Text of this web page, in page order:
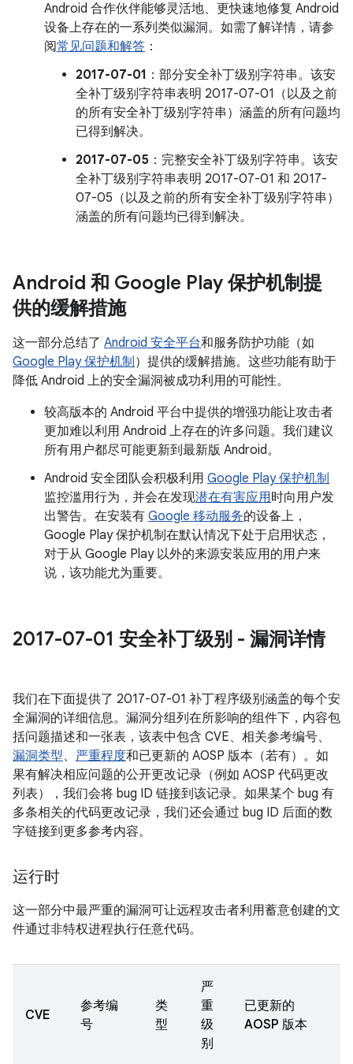
Android 合作伙伴能够灵活地、更快速地修复 Android
设备上存在的一系列类似漏洞。如需了解详情，请参
阅常见问题和解答 ：
2017-07-01 ：部分安全补丁级别字符串。该安
全补丁级别字符串表明 2017-07-01（以及之前
的所有安全补丁级别字符串）涵盖的所有问题均
已得到解决。
2017-07-05 ：完整安全补丁级别字符串。该安
全补丁级别字符串表明 2017-07-01 和 2017-
07-05（以及之前的所有安全补丁级别字符串）
涵盖的所有问题均已得到解决。
Android 和 Google Play 保护机制提
供的缓解措施
这一部分总结了 Android 安全平台和服务防护功能（如
Google Play 保护机制 ）提供的缓解措施。这些功能有助于
降低 Android 上的安全漏洞被成功利用的可能性。
较高版本的 Android 平台中提供的增强功能让攻击者
更加难以利用 Android 上存在的许多问题。我们建议
所有用户都尽可能更新到最新版 Android。
Android 安全团队会积极利用 Google Play 保护机制
监控滥用行为，并会在发现潜在有害应用时向用户发
出警告。在安装有 Google 移动服务的设备上，
Google Play 保护机制在默认情况下处于启用状态，
对于从 Google Play 以外的来源安装应用的用户来
说，该功能尤为重要。
2017-07-01 安全补丁级别 - 漏洞详情
我们在下面提供了 2017-07-01 补丁程序级别涵盖的每个安
全漏洞的详细信息。漏洞分组列在所影响的组件下，内容包
括问题描述和一张表，该表中包含 CVE、相关参考编号、
漏洞类型、 严重程度和已更新的 AOSP 版本（若有）。如
果有解决相应问题的公开更改记录（例如 AOSP 代码更改
列表），我们会将 bug ID 链接到该记录。如果某个 bug 有
多条相关的代码更改记录，我们还会通过 bug ID 后面的数
字链接到更多参考内容。
运行时
这一部分中最严重的漏洞可让远程攻击者利用蓄意创建的文
件通过非特权进程执行任意代码。
CVE
参考编
号
类
型
严
重
级
别
已更新的
AOSP 版本